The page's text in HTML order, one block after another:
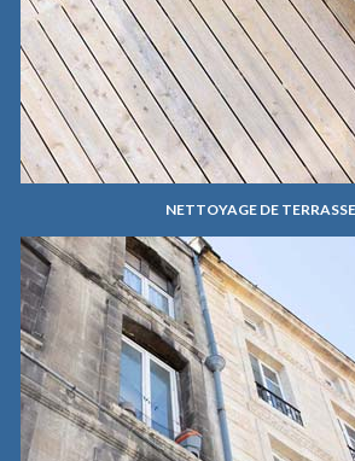
NETTOYAGE DE